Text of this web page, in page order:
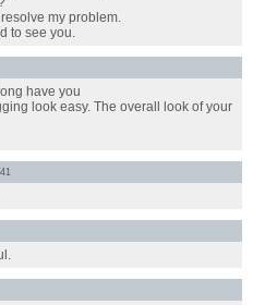
my problem.
to see you.
have you
look easy. The overall look of your